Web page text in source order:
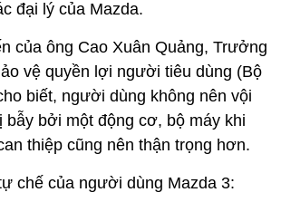
đại lý của Mazda.
của ông Cao Xuân Quảng, Trưởng
vệ quyền lợi người tiêu dùng (Bộ
biết, người dùng không nên vội
bẫy bởi một động cơ, bộ máy khi
thiệp cũng nên thận trọng hơn.
chế của người dùng Mazda 3: